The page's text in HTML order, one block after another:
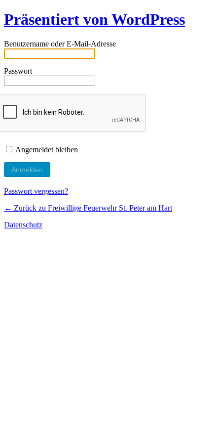
Präsentiert von WordPress
Benutzername oder E-Mail-Adresse
Passwort
Angemeldet bleiben
Passwort vergessen?
← Zurück zu Freiwillige Feuerwehr St. Peter am Hart
Datenschutz